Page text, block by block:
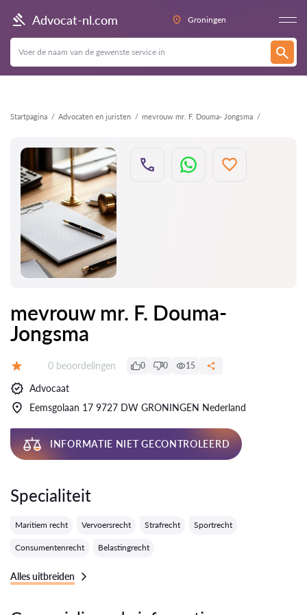
Advocat-nl.com Groningen
Startpagina Advocaten en juristen mevrouw mr. F. Douma- Jongsma
Terug
mevrouw mr. F. Douma-
Jongsma
Getuigenissen:
0 beoordelingen 0 0 15
Advocaat
Eemsgolaan 17 9727 DW GRONINGEN Nederland
INFORMATIE NIET GECONTROLEERD
Specialiteit
Maritiem recht Vervoersrecht Strafrecht Sportrecht
Consumentenrecht Belastingrecht
Alles uitbreiden